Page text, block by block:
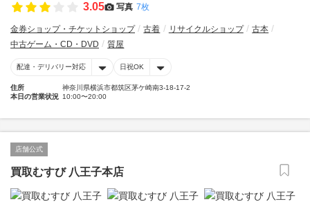
3.05 写真 7枚
金券ショップ・チケットショップ 古着 リサイクルショップ
古本
中古ゲーム・CD・DVD
質屋
配達・デリバリー対応 日祝OK
住所
神奈川県横浜市都筑区茅ケ崎南3-18-17-2
本日の営業状況 10:00〜20:00
店舗公式
買取むすび 八王子本店